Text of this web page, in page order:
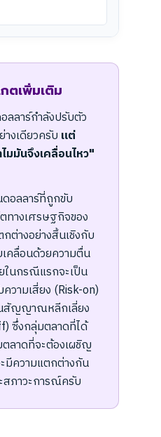
ตเพิ่มเติม
ลลาร์กำลังปรับตัว
งเดียวครับ แต่
มมันจึงเคลื่อนไหว"
ดอลลาร์ที่ถูกขับ
ทางเศรษฐกิจของ
ต่างอย่างสิ้นเชิงกับ
คลื่อนด้วยความตื่น
ในกรณีแรกจะเป็น
ามเสี่ยง (Risk-on)
สัญญาณหลีกเลี่ยง
ซึ่งกลุ่มตลาดที่ได้
ลาดที่จะต้องเผชิญ
มีความแตกต่างกัน
สภาวะการณ์ครับ